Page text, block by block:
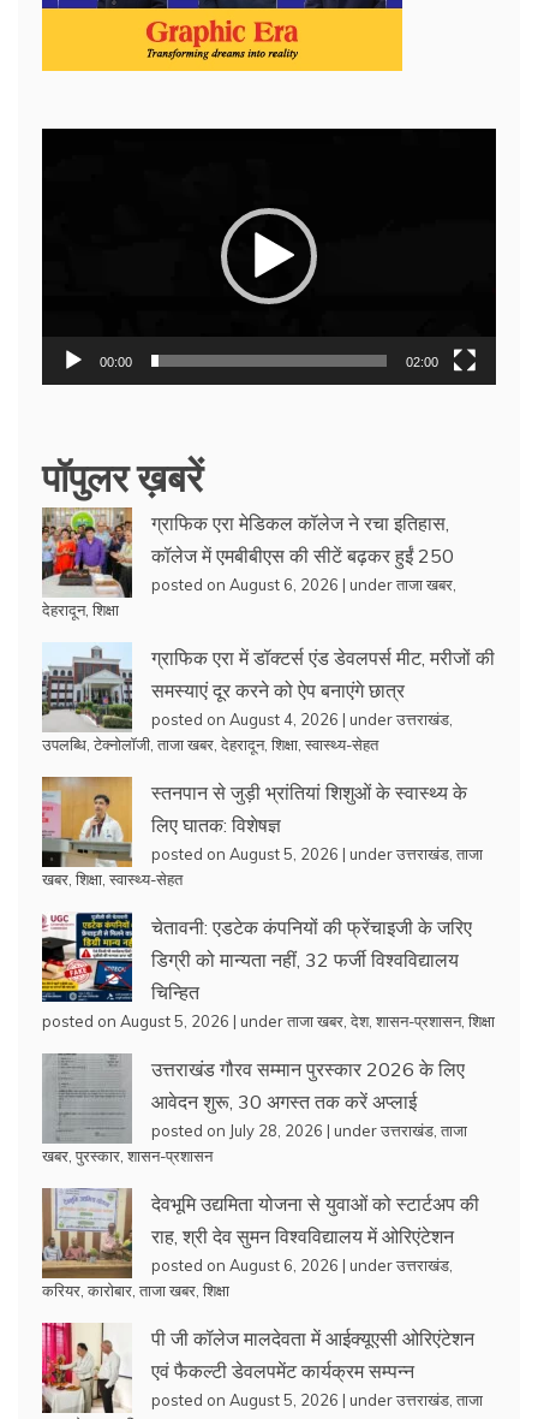
00:00 02:00
पॉपुलर ख़बरें
ग्राफिक एरा मेडिकल कॉलेज ने रचा इतिहास,
कॉलेज में एमबीबीएस की सीटें बढ़कर हुईं 250
posted on August 6, 2026 | underताजा खबर
देहरादून, शिक्षा
ग्राफिक एरा में डॉक्टर्स एंड डेवलपर्स मीट, मरीजों की
समस्याएं दूर करने को ऐप बनाएंगे छात्र
posted on August 4, 2026 | underउत्तराखंड
उपलब्धि टेक्नोलॉजी ताजा खबर देहरादून, शिक्षा स्वास्थ्य-सेहत
स्तनपान से जुड़ी भ्रांतियां शिशुओं के स्वास्थ्य के
लिए घातक: विशेषज्ञ
posted on August 5, 2026 | underउत्तराखंड ताजा
खबर शिक्षा स्वास्थ्य-सेहत
चेतावनी: एडटेक कंपनियों की फ्रेंचाइजी के जरिए
डिग्री को मान्यता नहीं, 32 फर्जी विश्वविद्यालय
चिन्हित
posted on August 5, 2026 | underताजा खबर देश, शासन-प्रशासन, शिक्षा
उत्तराखंड गौरव सम्मान पुरस्कार 2026 के लिए
आवेदन शुरू, 30 अगस्त तक करें अप्लाई
posted on July 28, 2026 | underउत्तराखंड ताजा
खबर पुरस्कार शासन-प्रशासन
देवभूमि उद्यमिता योजना से युवाओं को स्टार्टअप की
राह, श्री देव सुमन विश्वविद्यालय में ओरिएंटेशन
posted on August 6, 2026 | underउत्तराखंड
करियर कारोबार ताजा खबर शिक्षा
पी जी कॉलेज मालदेवता में आईक्यूएसी ओरिएंटेशन
एवं फैकल्टी डेवलपमेंट कार्यक्रम सम्पन्न
posted on August 5, 2026 | underउत्तराखंड ताजा